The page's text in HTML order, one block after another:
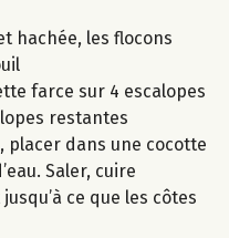
hachée, les flocons
farce sur 4 escalopes
restantes
placer dans une cocotte
Saler, cuire
ce que les côtes